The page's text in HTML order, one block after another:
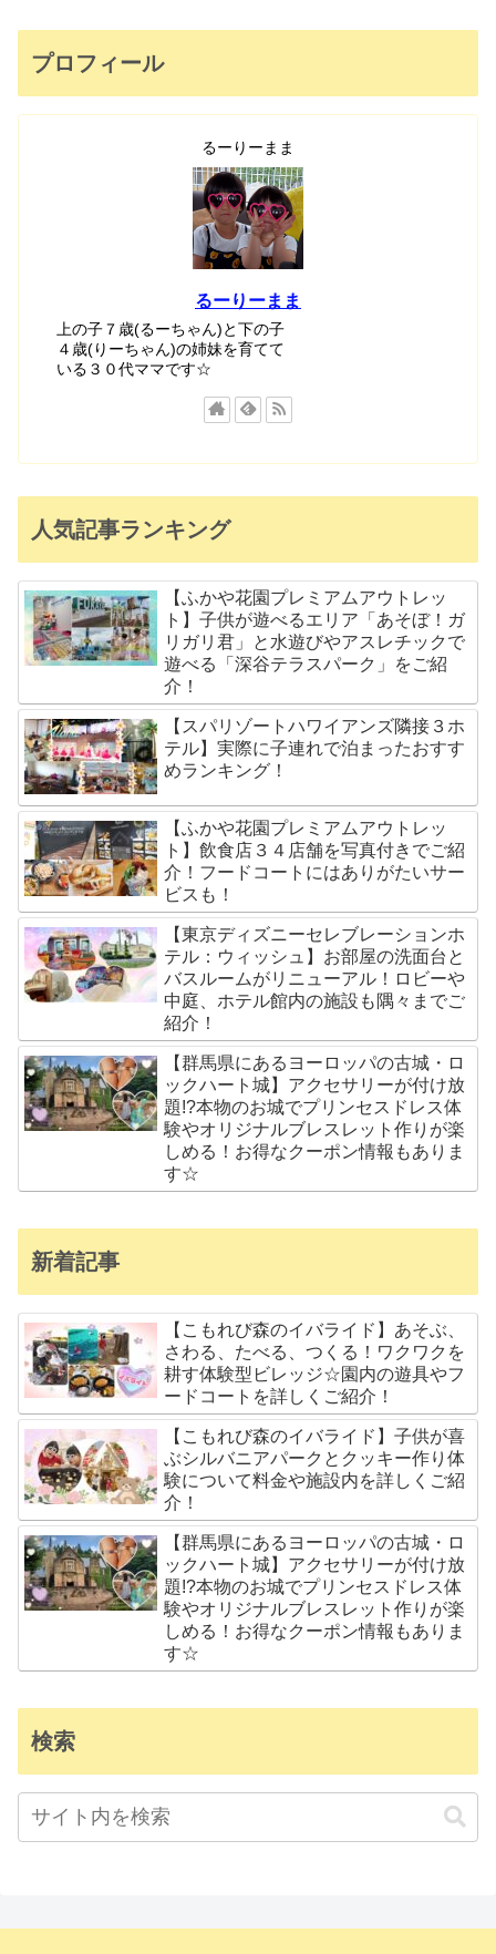
プロフィール
るーりーまま
るーりーまま
上の子７歳(るーちゃん)と下の子
４歳(りーちゃん)の姉妹を育てて
いる３０代ママです☆
人気記事ランキング
【ふかや花園プレミアムアウトレッ
ト】子供が遊べるエリア「あそぼ！ガ
リガリ君」と水遊びやアスレチックで
遊べる「深谷テラスパーク」をご紹
介！
【スパリゾートハワイアンズ隣接３ホ
テル】実際に子連れで泊まったおすす
めランキング！
【ふかや花園プレミアムアウトレッ
ト】飲食店３４店舗を写真付きでご紹
介！フードコートにはありがたいサー
ビスも！
【東京ディズニーセレブレーションホ
テル：ウィッシュ】お部屋の洗面台と
バスルームがリニューアル！ロビーや
中庭、ホテル館内の施設も隅々までご
紹介！
【群馬県にあるヨーロッパの古城・ロ
ックハート城】アクセサリーが付け放
題!?本物のお城でプリンセスドレス体
験やオリジナルブレスレット作りが楽
しめる！お得なクーポン情報もありま
す☆
新着記事
【こもれび森のイバライド】あそぶ、
さわる、たべる、つくる！ワクワクを
耕す体験型ビレッジ☆園内の遊具やフ
ードコートを詳しくご紹介！
【こもれび森のイバライド】子供が喜
ぶシルバニアパークとクッキー作り体
験について料金や施設内を詳しくご紹
介！
【群馬県にあるヨーロッパの古城・ロ
ックハート城】アクセサリーが付け放
題!?本物のお城でプリンセスドレス体
験やオリジナルブレスレット作りが楽
しめる！お得なクーポン情報もありま
す☆
検索